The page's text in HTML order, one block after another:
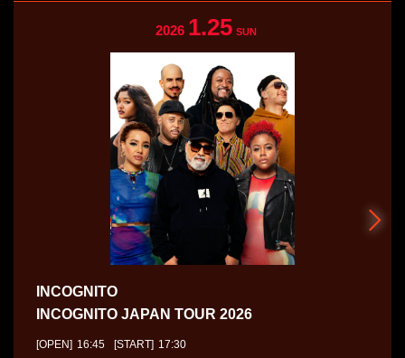
2026 1.25 SUN
INCOGNITO
INCOGNITO JAPAN TOUR 2026
[OPEN] 16:45 [START] 17:30